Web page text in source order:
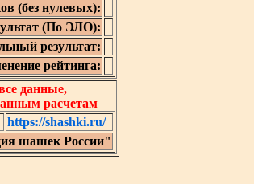
(без нулевых):
(По ЭЛО):
результат:
рейтинга:
данные,
расчетам
https://shashki.ru/
шашек России"